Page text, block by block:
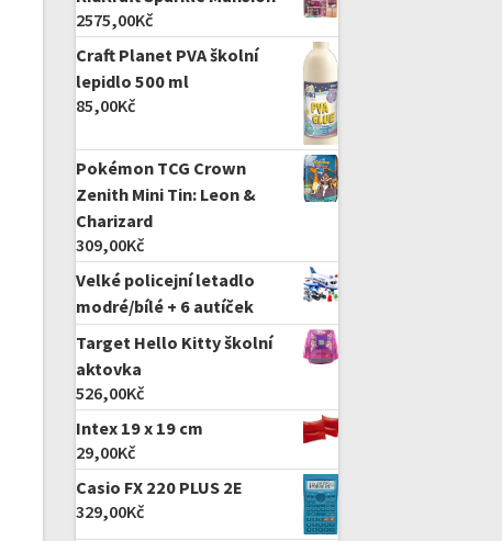
2575,00Kč
Craft Planet PVA školní
lepidlo 500 ml
85,00Kč
Pokémon TCG Crown
Zenith Mini Tin: Leon &
Charizard
309,00Kč
Velké policejní letadlo
modré/bílé + 6 autíček
Target Hello Kitty školní
aktovka
526,00Kč
Intex 19 x 19 cm
29,00Kč
Casio FX 220 PLUS 2E
329,00Kč